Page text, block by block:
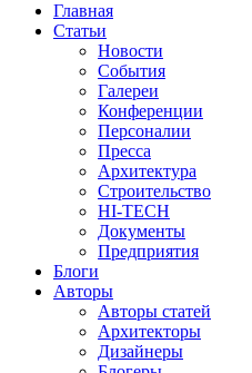
Главная
Статьи
Новости
События
Галереи
Конференции
Персоналии
Пресса
Архитектура
Строительство
HI-TECH
Документы
Предприятия
Блоги
Авторы
Авторы статей
Архитекторы
Дизайнеры